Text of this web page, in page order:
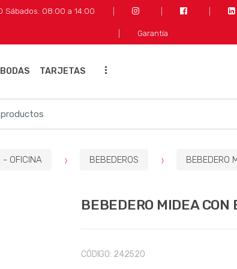
Sábados: 08:00 a 14:00
Garantía
TARJETAS ...
- OFICINA BEBEDEROS BEBEDERO
BEBEDERO MIDEA
CÓDIGO: 242520